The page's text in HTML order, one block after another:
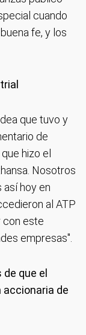
cuando
fe, y los
que tuvo y
de
hizo el
Nosotros
hoy en
al ATP
con este
empresas".
que el
accionaria de